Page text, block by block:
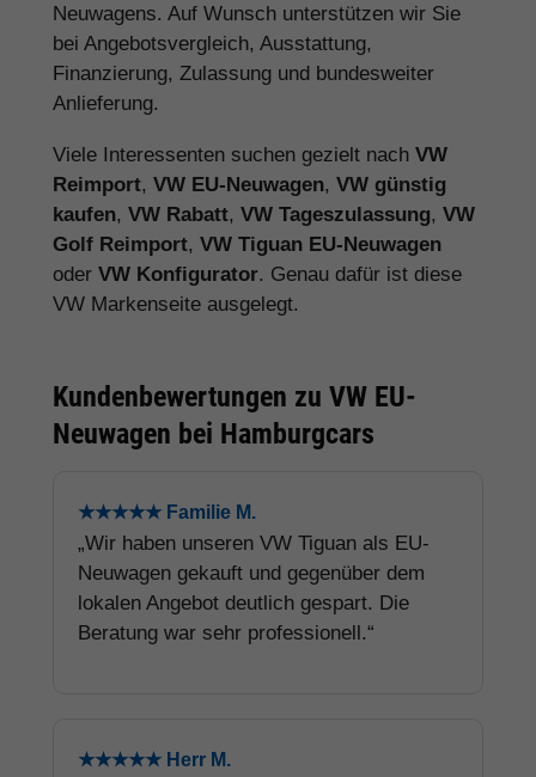
Neuwagens. Auf Wunsch unterstützen wir Sie
bei Angebotsvergleich, Ausstattung,
Finanzierung, Zulassung und bundesweiter
Anlieferung.
Viele Interessenten suchen gezielt nach VW
Reimport, VW EU-Neuwagen, VW günstig
kaufen, VW Rabatt, VW Tageszulassung, VW
Golf Reimport, VW Tiguan EU-Neuwagen
oder VW Konfigurator. Genau dafür ist diese
VW Markenseite ausgelegt.
Kundenbewertungen zu VW EU-
Neuwagen bei Hamburgcars
★★★★★ Familie M.
„Wir haben unseren VW Tiguan als EU-
Neuwagen gekauft und gegenüber dem
lokalen Angebot deutlich gespart. Die
Beratung war sehr professionell.“
★★★★★ Herr M.